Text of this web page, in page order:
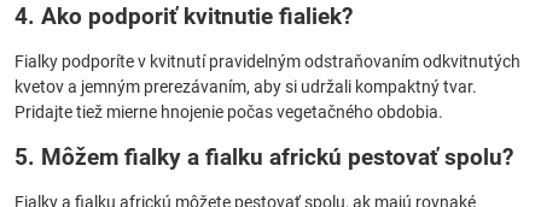
4. Ako podporiť kvitnutie fialiek?
Fialky podporíte v kvitnutí pravidelným odstraňovaním odkvitnutých
kvetov a jemným prerezávaním, aby si udržali kompaktný tvar.
Pridajte tiež mierne hnojenie počas vegetačného obdobia.
5. Môžem fialky a fialku africkú pestovať spolu?
Fialky a fialku africkú môžete pestovať spolu, ak majú rovnaké